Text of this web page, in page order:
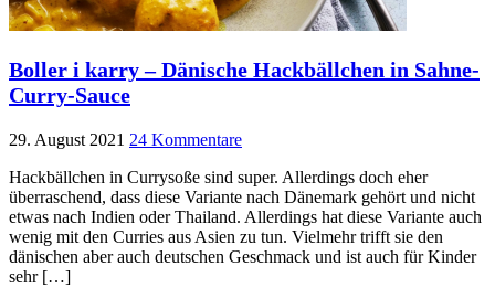
Boller i karry – Dänische Hackbällchen in Sahne-
Curry-Sauce
29. August 2021 24 Kommentare
Hackbällchen in Currysoße sind super. Allerdings doch eher
überraschend, dass diese Variante nach Dänemark gehört und nicht
etwas nach Indien oder Thailand. Allerdings hat diese Variante auch
wenig mit den Curries aus Asien zu tun. Vielmehr trifft sie den
dänischen aber auch deutschen Geschmack und ist auch für Kinder
sehr […]